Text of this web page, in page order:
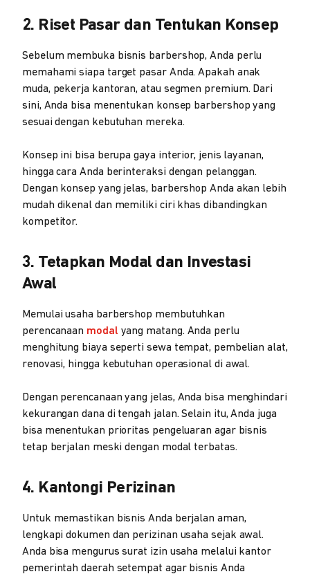
2. Riset Pasar dan Tentukan Konsep
Sebelum membuka bisnis barbershop, Anda perlu
memahami siapa target pasar Anda. Apakah anak
muda, pekerja kantoran, atau segmen premium. Dari
sini, Anda bisa menentukan konsep barbershop yang
sesuai dengan kebutuhan mereka.
Konsep ini bisa berupa gaya interior, jenis layanan,
hingga cara Anda berinteraksi dengan pelanggan.
Dengan konsep yang jelas, barbershop Anda akan lebih
mudah dikenal dan memiliki ciri khas dibandingkan
kompetitor.
3. Tetapkan Modal dan Investasi
Awal
Memulai usaha barbershop membutuhkan
perencanaan modal yang matang. Anda perlu
menghitung biaya seperti sewa tempat, pembelian alat,
renovasi, hingga kebutuhan operasional di awal.
Dengan perencanaan yang jelas, Anda bisa menghindari
kekurangan dana di tengah jalan. Selain itu, Anda juga
bisa menentukan prioritas pengeluaran agar bisnis
tetap berjalan meski dengan modal terbatas.
4. Kantongi Perizinan
Untuk memastikan bisnis Anda berjalan aman,
lengkapi dokumen dan perizinan usaha sejak awal.
Anda bisa mengurus surat izin usaha melalui kantor
pemerintah daerah setempat agar bisnis Anda